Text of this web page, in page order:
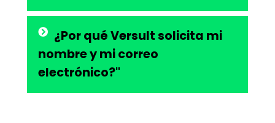
¿Por qué Versult solicita mi
nombre y mi correo
electrónico?"